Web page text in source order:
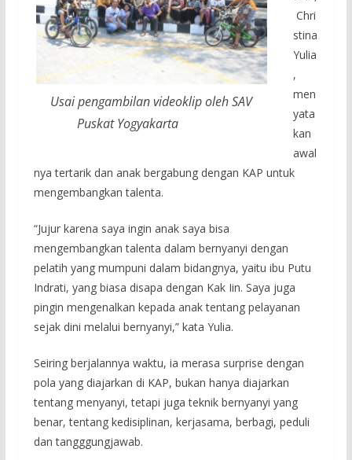
Usai pengambilan videoklip oleh SAV
Puskat Yogyakarta
Chri
stina
Yulia
,
men
yata
kan
awal
nya tertarik dan anak bergabung dengan KAP untuk
mengembangkan talenta.
“Jujur karena saya ingin anak saya bisa
mengembangkan talenta dalam bernyanyi dengan
pelatih yang mumpuni dalam bidangnya, yaitu ibu Putu
Indrati, yang biasa disapa dengan Kak Iin. Saya juga
pingin mengenalkan kepada anak tentang pelayanan
sejak dini melalui bernyanyi,” kata Yulia.
Seiring berjalannya waktu, ia merasa surprise dengan
pola yang diajarkan di KAP, bukan hanya diajarkan
tentang menyanyi, tetapi juga teknik bernyanyi yang
benar, tentang kedisiplinan, kerjasama, berbagi, peduli
dan tangggungjawab.